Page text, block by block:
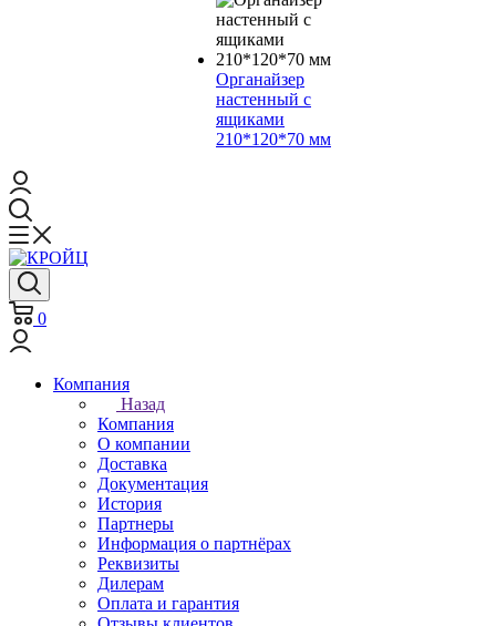
Органайзер
настенный с
ящиками
210*120*70 мм
0
Компания
Назад
Компания
О компании
Доставка
Документация
История
Партнеры
Информация о партнёрах
Реквизиты
Дилерам
Оплата и гарантия